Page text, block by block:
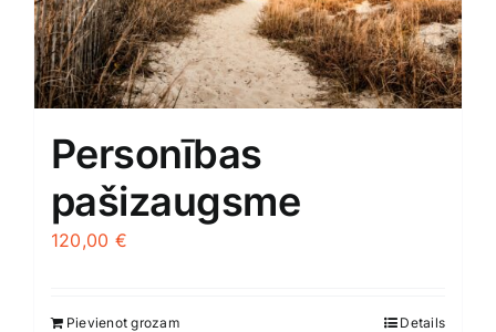
Personības
pašizaugsme
120,00 €
Pievienot grozam Details